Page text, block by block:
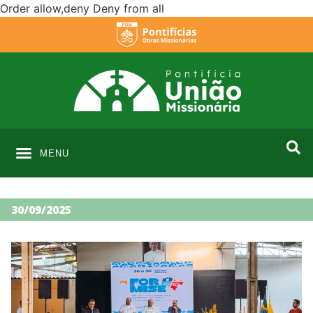
Order allow,deny Deny from all
MENU
30/09/2025